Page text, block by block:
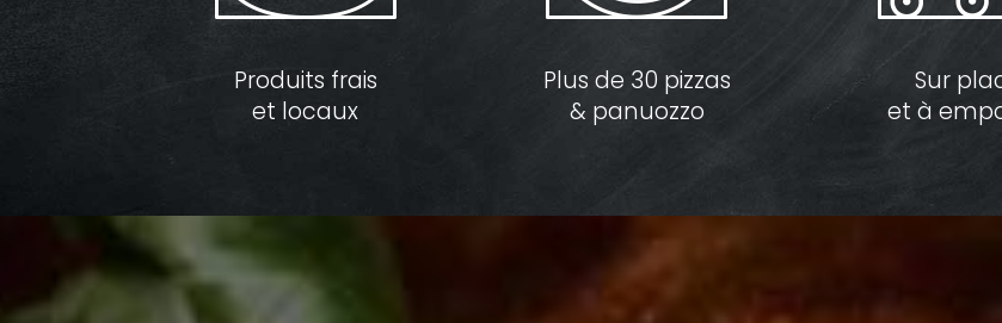
Produits frais
et locaux
Plus de 30 pizzas
& panuozzo
Sur
et à